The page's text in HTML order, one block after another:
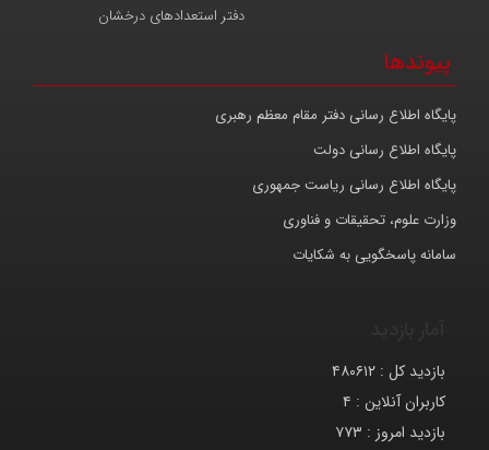
دفتر استعدادهای درخشان
پیوندها
پایگاه اطلاع رسانی دفتر مقام معظم رهبری
پایگاه اطلاع رسانی دولت
پایگاه اطلاع رسانی ریاست جمهوری
وزارت علوم، تحقیقات و فناوری
سامانه پاسخگویی به شکایات
بازدید کل : ۴۸۰۶۱۲
کاربران آنلاین : ۴
بازدید امروز : ۷۷۳